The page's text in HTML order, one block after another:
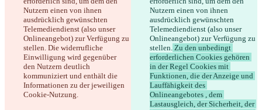
Nutzern einen von ihnen
ausdrücklich gewünschten
Telemediendienst (also unser
Onlineangebot) zur Verfügung zu
stellen. Die widerrufliche
Einwilligung wird gegenüber
den Nutzern deutlich
kommuniziert und enthält die
Informationen zu der jeweiligen
Cookie-Nutzung.
Nutzern einen von ihnen
ausdrücklich gewünschten
Telemediendienst (also unser
Onlineangebot) zur Verfügung zu
stellen. Zu den unbedingt
erforderlichen Cookies gehören
in der Regel Cookies mit
Funktionen, die der Anzeige und
Lauffähigkeit des
Onlineangebotes , dem
Lastausgleich, der Sicherheit, der